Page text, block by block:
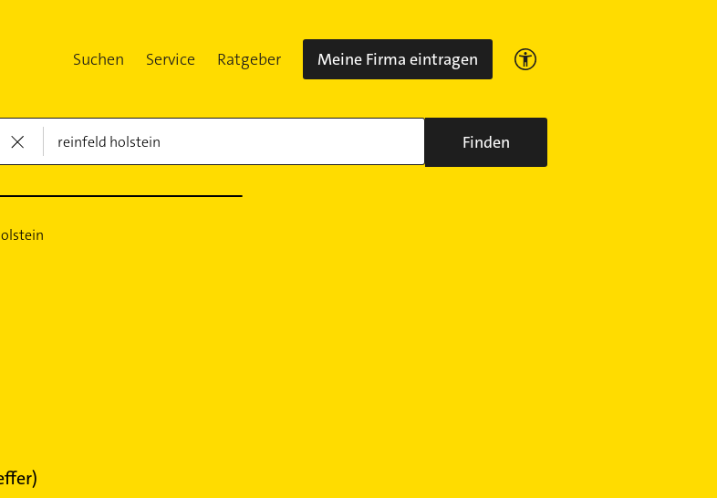
Suchen Service Ratgeber Meine Firma eintragen
Finden